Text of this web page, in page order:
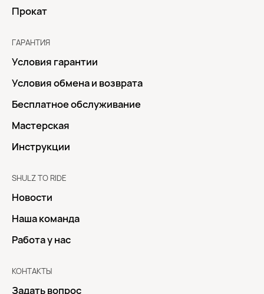
Прокат
ГАРАНТИЯ
Условия гарантии
Условия обмена и возврата
Бесплатное обслуживание
Мастерская
Инструкции
SHULZ TO RIDE
Новости
Наша команда
Работа у нас
КОНТАКТЫ
Задать вопрос